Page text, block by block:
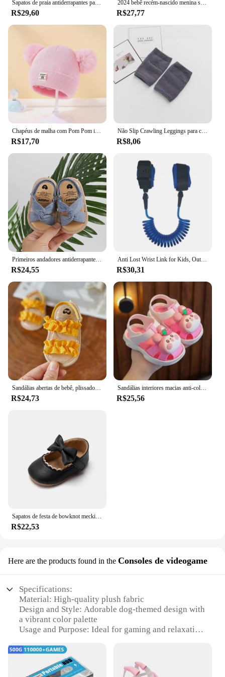
Sapatos de praia antiderrapantes para crianças, sandálias de sola macia, baby sandals, banheiro, casa, meninos, meninas, verão, novo, 2022
R$29,60
2024 bebê recém-nascido menina sandálias verão bordado lazer confortável leve floral sola macia envoltório toe sandálias para 0-18m
R$27,77
Chapéus de malha com Pom Pom infantil, gorro monocromático, chapéu infantil, acessórios de bebê, meninos e meninas, outono e inverno
R$17,70
Não Slip Crawling Leggings para crianças, crianças, acessórios do bebê, Dot Knee Pads, protetor, joelheira de segurança, Leg Warmer, meninas, meninos, bebês
R$8,06
Primeiros andadores antiderrapantes para meninas infantis, sandálias de bebê, sapatos de nó arco, Princess Sole, sapatos de criança, 5 cores, novo produto, 2024
R$24,55
Anti Lost Wrist Link for Kids, Outdoor Walking, Travel Hand Belt Band, Toddler Leash, Safety Strap Rope, Child Wristband, Walking
R$30,31
Sandálias abertas de bebê, plissado, bowknot, sola macia premium, antiderrapante, respirável, verão, ao ar livre, sapatos de primeiro andador
R$24,73
Sandálias interiores macias anti-colisão, sapatos de bebê, cabeça de saco, antiderrapante, desenhos animados super fofos, desgaste ao ar livre, novo, 2023
R$25,56
Sapatos de festa de bowknot meckior para bebês, primeiro andador, antiderrapante, sola de borracha, bebês, berço, novo, 2024
R$22,53
Here are the products found in the Consoles de videogame
Specifications:
Material: High-quality plush fabric
Design and Style: Adorable dog-themed design with
a vibrant color palette
Usage and Purpose: Ideal for gaming and relaxation
travel
Performance and Property: Durable and easy to
clean